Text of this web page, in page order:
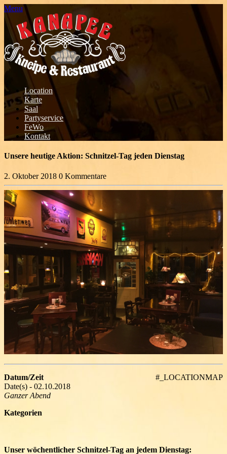
Menu
Location
Karte
Saal
Partyservice
FeWo
Kontakt
Unsere heutige Aktion: Schnitzel-Tag jeden Dienstag
2. Oktober 2018 0 Kommentare
#_LOCATIONMAP
Datum/Zeit
Date(s) - 02.10.2018
Ganzer Abend
Kategorien
Unser wöchentlicher Schnitzel-Tag an jedem Dienstag: